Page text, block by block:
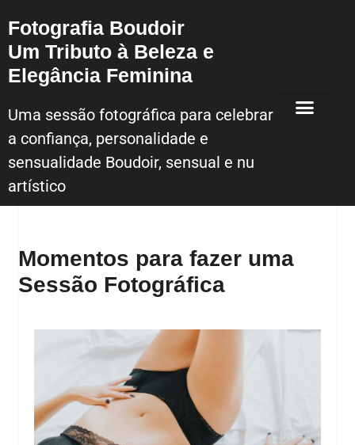
Fotografia Boudoir
Um Tributo à Beleza e
Elegância Feminina
Uma sessão fotográfica para celebrar
a confiança, personalidade e
sensualidade Boudoir, sensual e nu
artístico
Momentos para fazer uma
Sessão Fotográfica